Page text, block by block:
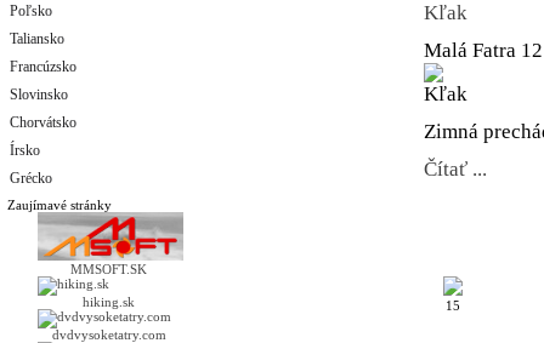
Poľsko
Taliansko
Francúzsko
Slovinsko
Chorvátsko
Írsko
Grécko
Zaujímavé stránky
MMSOFT.SK
hiking.sk
dvdvysoketatry.com
Kľak
Malá Fatra
Zimná
Čítať ...
15